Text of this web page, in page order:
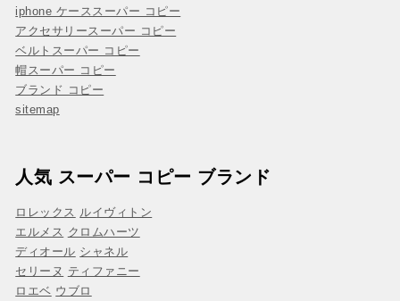
iphone ケーススーパー コピー
アクセサリースーパー コピー
ベルトスーパー コピー
帽スーパー コピー
ブランド コピー
sitemap
人気 スーパー コピー ブランド
ロレックス ルイヴィトン
エルメス クロムハーツ
ディオール シャネル
セリーヌ ティファニー
ロエベ ウブロ